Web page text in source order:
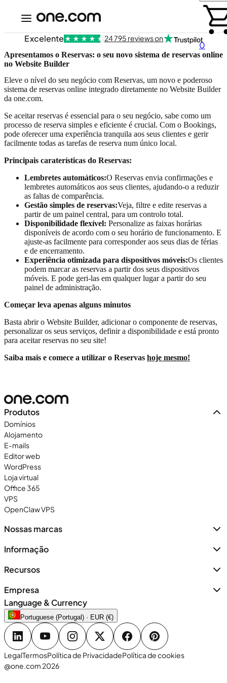
0
Excelente 24 795 reviews on
Apresentamos o Reservas: o seu novo sistema de reservas online
no Website Builder
Eleve o nível do seu negócio com Reservas, um novo e poderoso
sistema de reservas online integrado diretamente no Website Builder
da one.com.
Se aceitar reservas é essencial para o seu negócio, sabe como um
processo de reserva simples e eficiente é crucial. Com o Bookings,
pode oferecer uma experiência tranquila aos seus clientes e gerir
facilmente todas as tarefas de reserva num único local.
Principais caraterísticas do Reservas:
Lembretes automáticos:O Reservas envia confirmações e
lembretes automáticos aos seus clientes, ajudando-o a reduzir
as faltas de comparência.
Gestão simples de reservas:Veja, filtre e edite reservas a
partir de um painel central, para um controlo total.
Disponibilidade flexível: Personalize as faixas horárias
disponíveis de acordo com o seu horário de funcionamento. E
ajuste-as facilmente para corresponder aos seus dias de férias
e de encerramento.
Experiência otimizada para dispositivos móveis:Os clientes
podem marcar as reservas a partir dos seus dispositivos
móveis. E pode geri-las em qualquer lugar a partir do seu
painel de administração.
Começar leva apenas alguns minutos
Basta abrir o Website Builder, adicionar o componente de reservas,
personalizar os seus serviços, definir a disponibilidade e está pronto
para aceitar reservas no seu site!
Saiba mais e comece a utilizar o Reservas hoje mesmo!
Produtos
Domínios
Alojamento
E-mails
Editor web
WordPress
Loja virtual
Office 365
VPS
OpenClaw VPS
Nossas marcas
Informação
Recursos
Empresa
Language & Currency
Portuguese (Portugal) · EUR (€)
LegalTermosPolítica de PrivacidadePolítica de cookies
@one.com 2026